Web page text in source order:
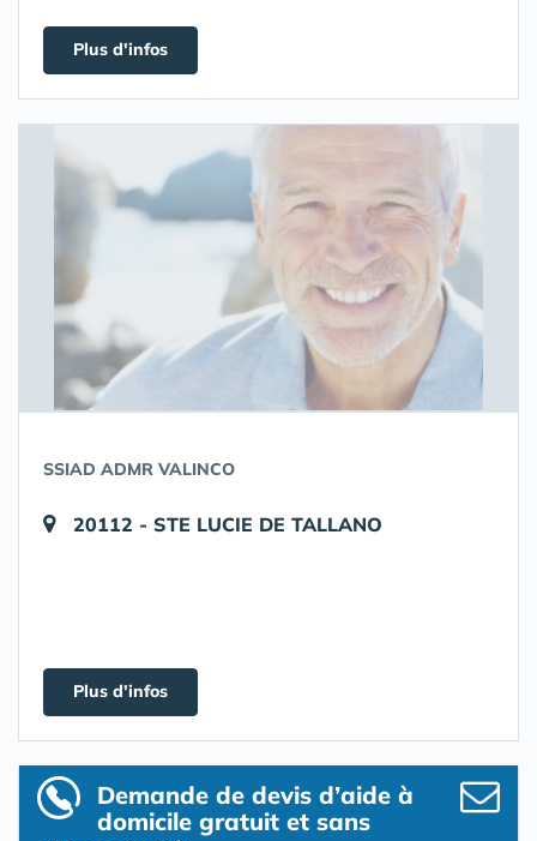
Plus d'infos
SSIAD ADMR VALINCO
20112 - STE LUCIE DE TALLANO
Plus d'infos
Demande de devis d’aide à
domicile gratuit et sans